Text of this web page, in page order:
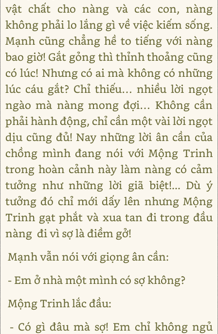
vật chất cho nàng và các con, nàng
không phải lo lắng gì về việc kiếm sống.
Mạnh cũng chẳng hề to tiếng với nàng
bao giờ! Gắt gỏng thì thỉnh thoảng cũng
có lúc! Nhưng có ai mà không có những
lúc cáu gắt? Chỉ thiếu… nhiều lời ngọt
ngào mà nàng mong đợi… Không cần
phải hành động, chỉ cần một vài lời ngọt
dịu cũng đủ! Nay những lời ân cần của
chồng mình đang nói với Mộng Trinh
trong hoàn cảnh này làm nàng có cảm
tưởng như những lời giã biệt!... Dù ý
tưởng đó chỉ mới dấy lên nhưng Mộng
Trinh gạt phắt và xua tan đi trong đầu
nàng đi vì sợ là điềm gở!
Mạnh vẫn nói với giọng ân cần:
- Em ở nhà một mình có sợ không?
Mộng Trinh lắc đầu:
- Có gì đâu mà sợ! Em chỉ không ngủ